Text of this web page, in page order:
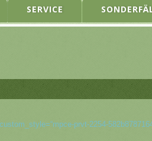
SERVICE
prvt-2254-